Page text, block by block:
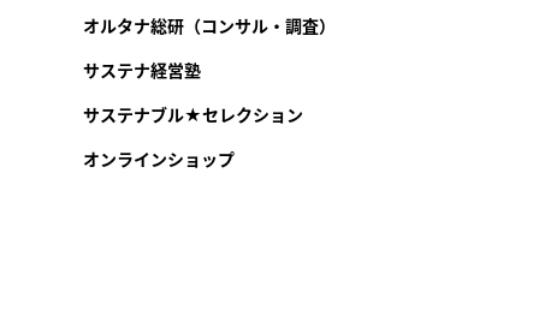
オルタナ総研（コンサル・調査）
サステナ経営塾
サステナブル★セレクション
オンラインショップ